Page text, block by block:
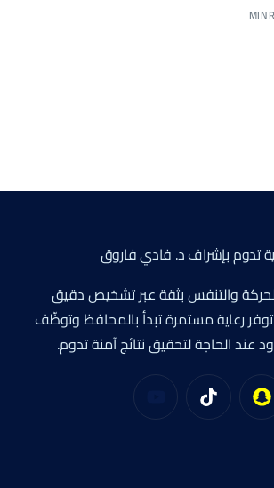
تدوم بإشراف د. فادي فاروق
والتنفس بثقة عبر تشخيص دقيق
رعاية مستمرة تبدأ بالمحافظ وتوظّف
عند الحاجة لتحقيق نتائج آمنة تدوم.